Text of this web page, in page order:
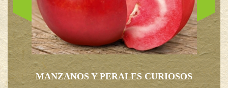
MANZANOS Y PERALES CURIOSOS